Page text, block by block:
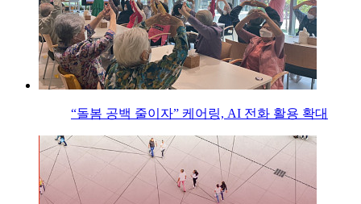
“돌봄 공백 줄이자” 케어링, AI 전화 활용 확대